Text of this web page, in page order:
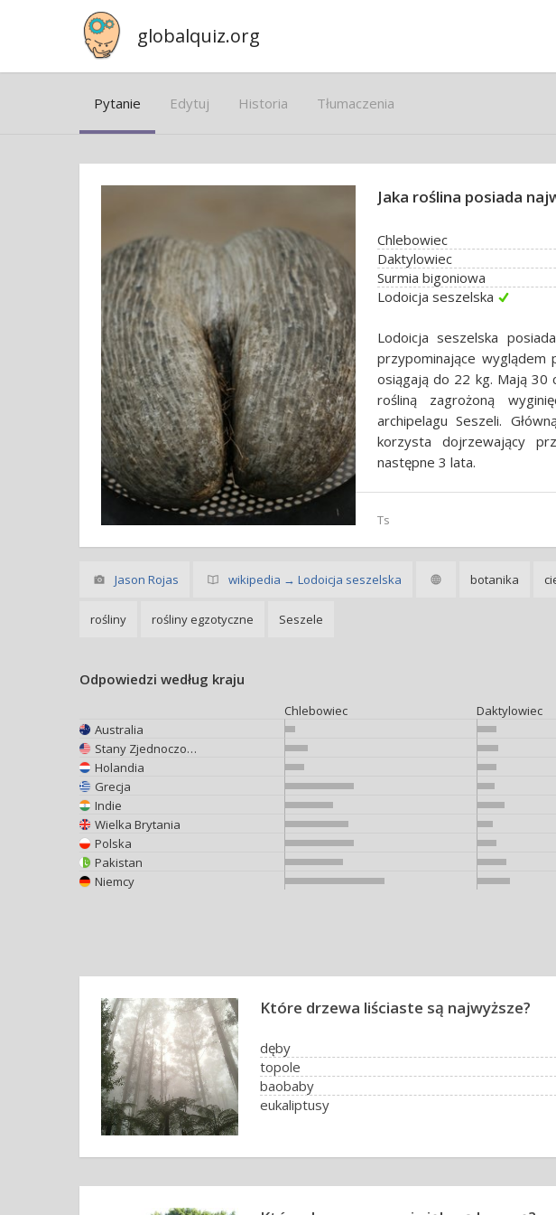
globalquiz.org
Pytanie Edytuj Historia Tłumaczenia
Jaka roślina posiada
Chlebowiec
Daktylowiec
Surmia bigoniowa
Lodoicja seszelska
Lodoicja seszelska
przypominające wyglądem
osiągają do 22 kg. Mają 30
rośliną zagrożoną
archipelagu Seszeli.
korzysta dojrzewający
następne 3 lata.
Ts
Jason Rojas wikipedia → Lodoicja seszelska botanika
rośliny rośliny egzotyczne Seszele
Odpowiedzi według kraju
Chlebowiec Daktylowiec
Australia
Stany Zjednoczone
Holandia
Grecja
Indie
Wielka Brytania
Polska
Pakistan
Niemcy
Które drzewa liściaste są najwyższe?
dęby
topole
baobaby
eukaliptusy